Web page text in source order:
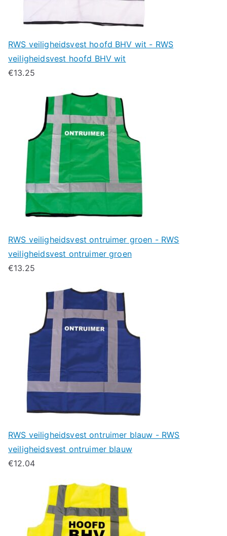
RWS veiligheidsvest hoofd BHV wit - RWS
veiligheidsvest hoofd BHV wit
€13.25
RWS veiligheidsvest ontruimer groen - RWS
veiligheidsvest ontruimer groen
€13.25
RWS veiligheidsvest ontruimer blauw - RWS
veiligheidsvest ontruimer blauw
€12.04